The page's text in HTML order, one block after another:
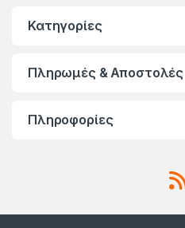
Κατηγορίες
Πληρωμές & Αποστολές
Πληροφορίες